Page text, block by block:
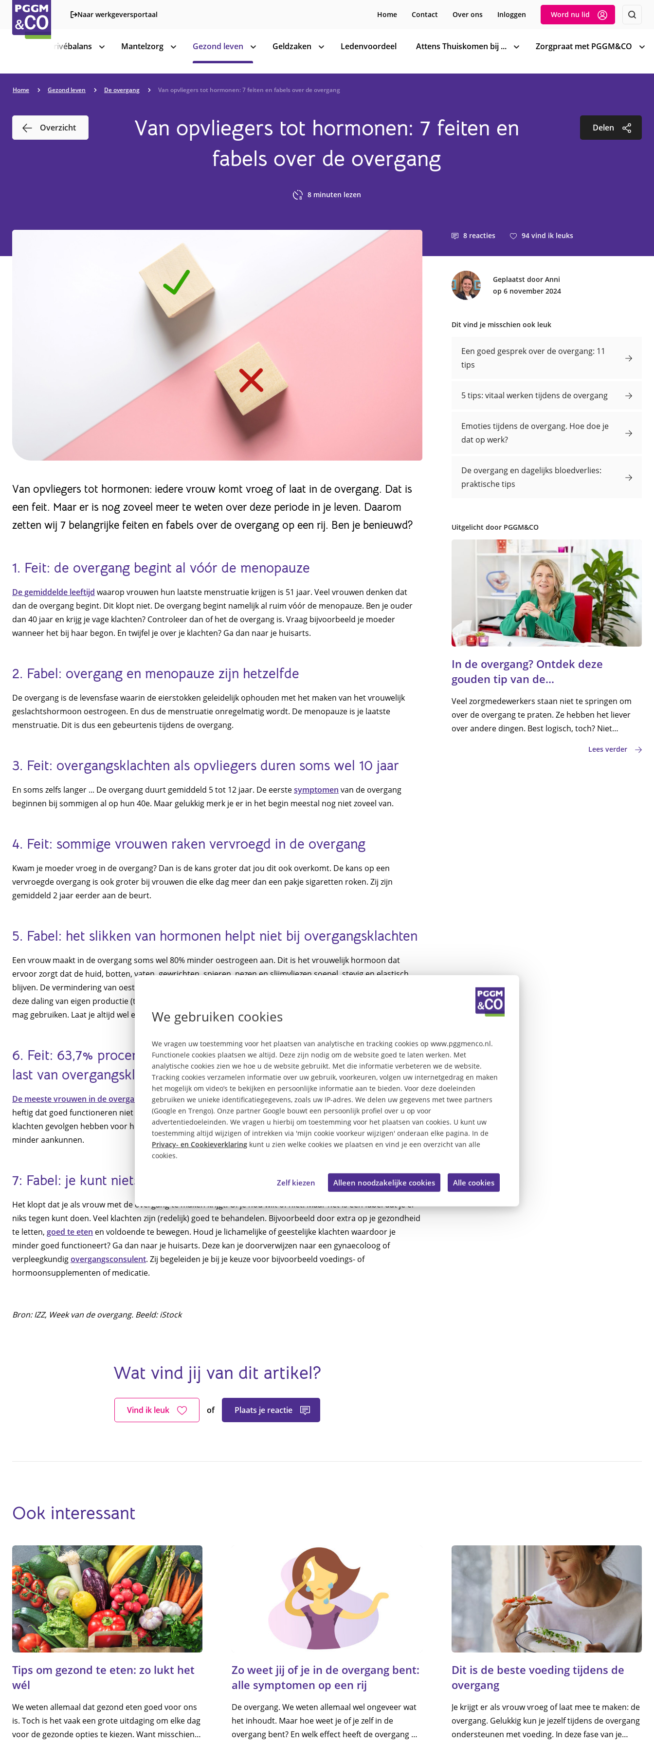
We gebruiken cookies
We vragen uw toestemming voor het plaatsen van analytische en tracking cookies op www.pggmenco.nl.
Functionele cookies plaatsen we altijd. Deze zijn nodig om de website goed te laten werken. Met
analytische cookies zien we hoe u de website gebruikt. Met die informatie verbeteren we de website.
Tracking cookies verzamelen informatie over uw gebruik, voorkeuren, volgen uw internetgedrag en maken
het mogelijk om video’s te bekijken en persoonlijke informatie aan te bieden. Voor deze doeleinden
gebruiken we unieke identificatiegegevens, zoals uw IP-adres. We delen uw gegevens met twee partners
(Google en Trengo). Onze partner Google bouwt een persoonlijk profiel over u op voor
advertentiedoeleinden. We vragen u hierbij om toestemming voor het plaatsen van cookies. U kunt uw
toestemming altijd wijzigen of intrekken via 'mijn cookie voorkeur wijzigen' onderaan elke pagina. In de
Privacy- en Cookieverklaring kunt u zien welke cookies we plaatsen en vind je een overzicht van alle
cookies.
Zelf kiezen Alleen noodzakelijke cookies Alle cookies
Naar werkgeversportaal Home Contact Over ons Inloggen Word nu lid
Werk-privébalans
toon
Mantelzorg
toon
subnavigatie
Gezond leven
toon
Geldzaken
toon
Ledenvoordeel Attens Thuiskomen bij ...
toon
Zorgpraat met PGGM&CO
Home Gezond leven De overgang Van opvliegers tot hormonen: 7 feiten en fabels over de overgang
Van opvliegers tot hormonen: 7 feiten en
fabels over de overgang
8 8minuten lezen
Overzicht Delen
8reacties 94vind ik leuks
Geplaatst door Anni
op 6 november 2024
Van opvliegers tot hormonen: iedere vrouw komt vroeg of laat in de overgang. Dat is
een feit. Maar er is nog zoveel meer te weten over deze periode in je leven. Daarom
zetten wij 7 belangrijke feiten en fabels over de overgang op een rij. Ben je benieuwd?
1. Feit: de overgang begint al vóór de menopauze
De gemiddelde leeftijd waarop vrouwen hun laatste menstruatie krijgen is 51 jaar. Veel vrouwen denken dat
dan de overgang begint. Dit klopt niet. De overgang begint namelijk al ruim vóór de menopauze. Ben je ouder
dan 40 jaar en krijg je vage klachten? Controleer dan of het de overgang is. Vraag bijvoorbeeld je moeder
wanneer het bij haar begon. En twijfel je over je klachten? Ga dan naar je huisarts.
2. Fabel: overgang en menopauze zijn hetzelfde
De overgang is de levensfase waarin de eierstokken geleidelijk ophouden met het maken van het vrouwelijk
geslachtshormoon oestrogeen. En dus de menstruatie onregelmatig wordt. De menopauze is je laatste
menstruatie. Dit is dus een gebeurtenis tijdens de overgang.
3. Feit: overgangsklachten als opvliegers duren soms wel 10 jaar
En soms zelfs langer ... De overgang duurt gemiddeld 5 tot 12 jaar. De eerstesymptomen van de overgang
beginnen bij sommigen al op hun 40e. Maar gelukkig merk je er in het begin meestal nog niet zoveel van.
4. Feit: sommige vrouwen raken vervroegd in de overgang
Kwam je moeder vroeg in de overgang? Dan is de kans groter dat jou dit ook overkomt. De kans op een
vervroegde overgang is ook groter bij vrouwen die elke dag meer dan een pakje sigaretten roken. Zij zijn
gemiddeld 2 jaar eerder aan de beurt.
5. Fabel: het slikken van hormonen helpt niet bij overgangsklachten
Een vrouw maakt in de overgang soms wel 80% minder oestrogeen aan. Dit is het vrouwelijk hormoon dat
ervoor zorgt dat de huid, botten, vaten, gewrichten, spieren, pezen en slijmvliezen soepel, stevig en elastisch
blijven. De vermindering van oestrogeen zorgt soms voor overgangsklachten. Het slikken van hormonen kan
deze daling van eigen productie (tijdelijk) opvangen. Er bestaan ook bio-identieke hormonen die je levenslang
mag gebruiken. Laat je altijd wel eerst informeren door je huisarts.
6. Feit: 63,7% procent van de vrouwelijke zorgmedewerkers heeft
last van overgangsklachten
De meeste vrouwen in de overgang hebben klachten. Gelukkig vallen deze vaak mee. Maar soms zijn ze zo
heftig dat goed functioneren niet meer mogelijk is. 40% van de door IZZ onderzochte groep zegt dat hun
klachten gevolgen hebben voor het werk. Ze voelen zich vaker uitgeput, minder gezond en vinden ze dat ze
minder aankunnen.
7: Fabel: je kunt niets doen aan de overgang
Het klopt dat je als vrouw met de overgang te maken krijgt. Of je nou wilt of niet. Maar het is een fabel dat je er
niks tegen kunt doen. Veel klachten zijn (redelijk) goed te behandelen. Bijvoorbeeld door extra op je gezondheid
te letten, goed te eten en voldoende te bewegen. Houd je lichamelijke of geestelijke klachten waardoor je
minder goed functioneert? Ga dan naar je huisarts. Deze kan je doorverwijzen naar een gynaecoloog of
verpleegkundigovergangsconsulent. Zij begeleiden je bij je keuze voor bijvoorbeeld voedings- of
hormoonsupplementen of medicatie.
Bron: IZZ, Week van de overgang. Beeld: iStock
Wat vind jij van dit artikel?
Vind ik leuk of Plaats je reactie
Dit vind je misschien ook leuk
Een goed gesprek over de overgang: 11
tips
5 tips: vitaal werken tijdens de overgang
Emoties tijdens de overgang. Hoe doe je
dat op werk?
De overgang en dagelijks bloedverlies:
praktische tips
Uitgelicht door PGGM&CO
In de overgang? Ontdek deze
gouden tip van de
overgangsconsulent
Veel zorgmedewerkers staan niet te springen om
over de overgang te praten. Ze hebben het liever
over andere dingen. Best logisch, toch? Niet
Lees verder
Ook interessant
Tips om gezond te eten: zo lukt het
wél
We weten allemaal dat gezond eten goed voor ons
is. Toch is het vaak een grote uitdaging om elke dag
voor de gezonde opties te kiezen. Want misschien
Zo weet jij of je in de overgang bent:
alle symptomen op een rij
De overgang. We weten allemaal wel ongeveer wat
het inhoudt. Maar hoe weet je of je zelf in de
overgang bent? En welk effect heeft de overgang op
Dit is de beste voeding tijdens de
overgang
Je krijgt er als vrouw vroeg of laat mee te maken: de
overgang. Gelukkig kun je jezelf tijdens de overgang
ondersteunen met voeding. In deze fase van je